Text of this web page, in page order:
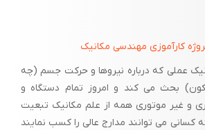
موتور را بر روی پایه میگردانند تا پیستون ها
از پهلو خارج می کنند . برای این کار فلایویل را
شاتون ها در حالتی قرار گیرند که باز کردن
انجام شود . برای باز کردن مهده های شاتون ها
کارآموزی مهندسی مکانیک
عملی که درباره نیروها و حرکت جسم (چه
بحث می کند و امروز تمام دستگاه و
و غیر موتوری همه از علم مکانیک تبعیت
کسانی می توانند مدارج عالی را کسب نمایند